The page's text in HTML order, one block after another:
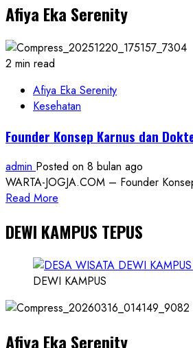
Damai:
Sorot
Dinasti
Politik,
Negara,
dan
Tanah
Afiya Eka Serenity
2 min read
Afiya Eka Serenity
Kesehatan
Founder Konsep Karnus dan
admin Posted on 8 bulan ago
WARTA-JOGJA.COM – Founder
Read More
about
Konsep
Karnus
Dokter
Ilmuwan
DEWI KAMPUS TEPUS
DEWI KAMPUS
Afiya Eka Serenity